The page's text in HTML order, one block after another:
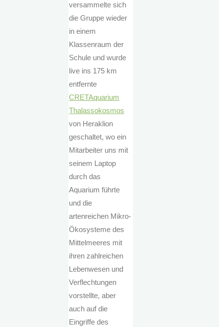
versammelte sich
die Gruppe wieder
in einem
Klassenraum der
Schule und wurde
live ins 175 km
entfernte
CRETAquarium
Thalassokosmos
von Heraklion
geschaltet, wo ein
Mitarbeiter uns mit
seinem Laptop
durch das
Aquarium führte
und die
artenreichen Mikro-
Ökosysteme des
Mittelmeeres mit
ihren zahlreichen
Lebenwesen und
Verflechtungen
vorstellte, aber
auch auf die
Eingriffe des